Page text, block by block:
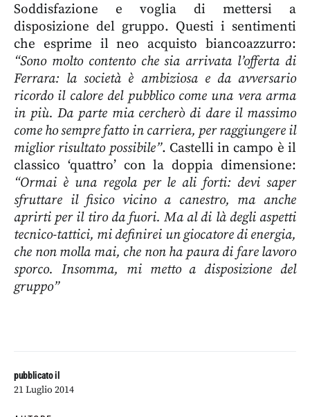
pubblicato il
21 Luglio 2014
Soddisfazione e voglia di mettersi a
disposizione del gruppo. Questi i sentimenti
che esprime il neo acquisto biancoazzurro:
“Sono molto contento che sia arrivata l’offerta di
Ferrara: la società è ambiziosa e da avversario
ricordo il calore del pubblico come una vera arma
in più. Da parte mia cercherò di dare il massimo
come ho sempre fatto in carriera, per raggiungere il
miglior risultato possibile”. Castelli in campo è il
classico ‘quattro’ con la doppia dimensione:
“Ormai è una regola per le ali forti: devi saper
sfruttare il fisico vicino a canestro, ma anche
aprirti per il tiro da fuori. Ma al di là degli aspetti
tecnico-tattici, mi definirei un giocatore di energia,
che non molla mai, che non ha paura di fare lavoro
sporco. Insomma, mi metto a disposizione del
gruppo”